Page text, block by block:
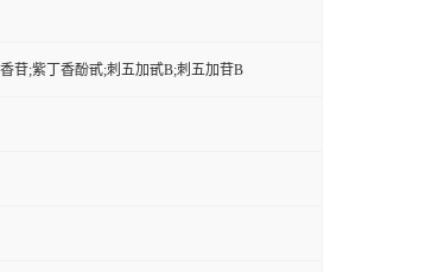
苷;紫丁香酚甙;刺五加甙B;刺五加苷B